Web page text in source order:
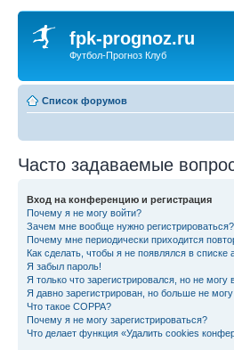
fpk-prognoz.ru
Футбол-Прогноз Клуб
Список форумов
Часто задаваемые
Вход на конференцию и регистрация
Почему я не могу войти?
Зачем мне вообще нужно регистрироваться?
Почему мне периодически приходится
Как сделать, чтобы я не появлялся в списке
Я забыл пароль!
Я только что зарегистрировался, но не могу
Я давно зарегистрирован, но больше не могу
Что такое COPPA?
Почему я не могу зарегистрироваться?
Что делает функция «Удалить cookies